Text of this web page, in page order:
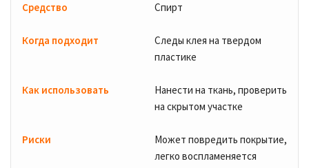
Спирт
Следы клея на твердом
пластике
Нанести на ткань, проверить
на скрытом участке
Может повредить покрытие,
легко воспламеняется